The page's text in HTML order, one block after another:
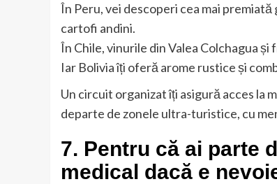
În Peru, vei descoperi cea mai
cartofi andini.
În Chile, vinurile din Valea Colchagua
Iar Bolivia îți oferă arome rustice și
Un circuit organizat îți asigură acces la
departe de zonele ultra-turistice, cu
7. Pentru că ai parte
medical dacă e